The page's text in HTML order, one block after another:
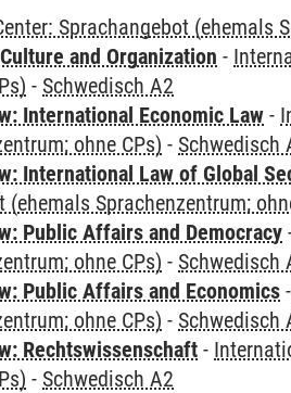
Sprachangebot (ehemals
and Organization -
- Schwedisch A2
International Economic Law -
ohne CPs) - Schwedisch
International Law of Global
Sprachenzentrum;
Public Affairs and Democracy
ohne CPs) - Schwedisch
Public Affairs and Economics -
ohne CPs) - Schwedisch
Rechtswissenschaft -
- Schwedisch A2